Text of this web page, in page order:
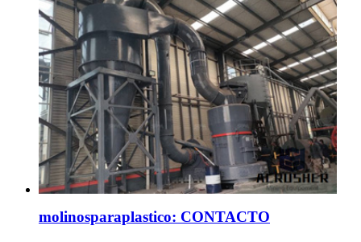
molinosparaplastico: CONTACTO